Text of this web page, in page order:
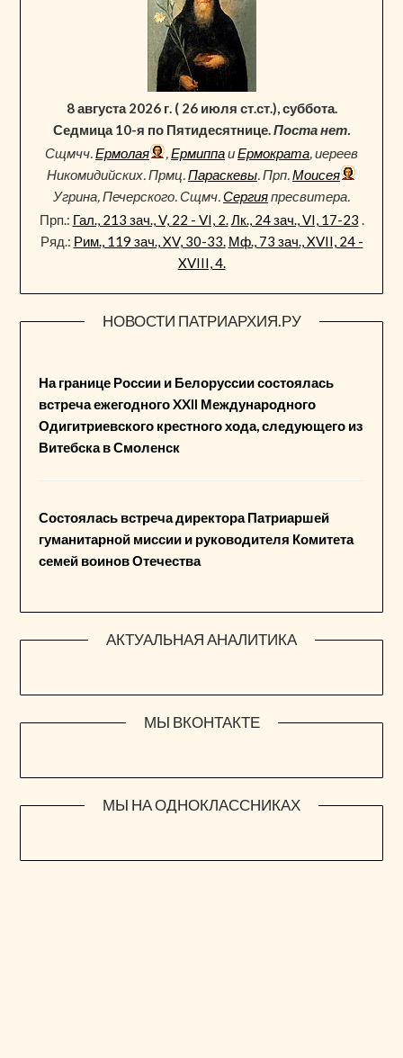
8 августа 2026 г. ( 26 июля ст.ст.), суббота.
Седмица 10-я по Пятидесятнице.Поста нет.
Сщмчч.Ермолая ,ЕрмиппаиЕрмократа, иереев
Никомидийских. Прмц.Параскевы. Прп.Моисея
Угрина, Печерского. Сщмч.Сергияпресвитера.
Прп.: Гал., 213 зач., V, 22 - VI, 2.Лк., 24 зач., VI, 17-23 .
Ряд.: Рим., 119 зач., XV, 30-33. Мф., 73 зач., XVII, 24 -
XVIII, 4.
НОВОСТИ ПАТРИАРХИЯ.РУ
На границе России и Белоруссии состоялась
встреча ежегодного XXII Международного
Одигитриевского крестного хода, следующего из
Витебска в Смоленск
Состоялась встреча директора Патриаршей
гуманитарной миссии и руководителя Комитета
семей воинов Отечества
АКТУАЛЬНАЯ АНАЛИТИКА
МЫ ВКОНТАКТЕ
МЫ НА ОДНОКЛАССНИКАХ